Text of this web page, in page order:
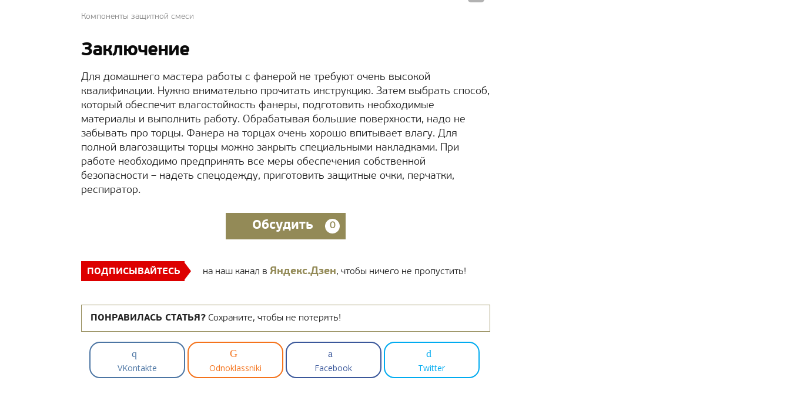
Компоненты защитной смеси
Заключение
Для домашнего мастера работы с фанерой не требуют очень высокой
квалификации. Нужно внимательно прочитать инструкцию. Затем выбрать способ,
который обеспечит влагостойкость фанеры, подготовить необходимые
материалы и выполнить работу. Обрабатывая большие поверхности, надо не
забывать про торцы. Фанера на торцах очень хорошо впитывает влагу. Для
полной влагозащиты торцы можно закрыть специальными накладками. При
работе необходимо предпринять все меры обеспечения собственной
безопасности – надеть спецодежду, приготовить защитные очки, перчатки,
респиратор.
Обсудить 0
ПОДПИСЫВАЙТЕСЬ на наш канал в Яндекс.Дзен, чтобы ничего не пропустить!
ПОНРАВИЛАСЬ СТАТЬЯ? Сохраните, чтобы не потерять!
VKontakte Odnoklassniki Facebook Twitter